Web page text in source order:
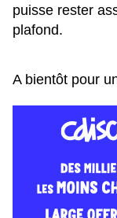
puisse rester
plafond.
A bientôt pour